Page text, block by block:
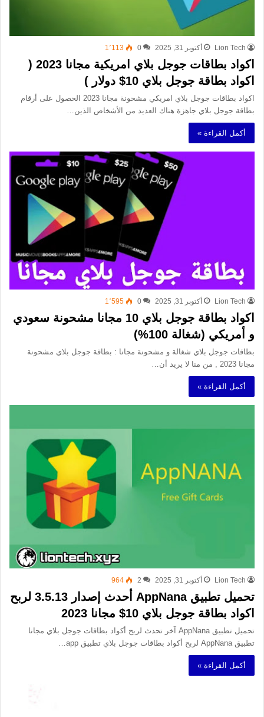
Lion Tech أكتوبر 31, 2025 0 1٬113
اكواد بطاقات جوجل بلاي امريكية مجانا 2023 (
اكواد بطاقة جوجل بلاي 10$ دولار )
اكواد بطاقات جوجل بلاي امريكي مشحونة مجانا 2023 الحصول على أرقام
بطاقة جوجل بلاي جاهزة هناك العديد من الأشخاص الذين…
أكمل القراءة »
Lion Tech أكتوبر 31, 2025 0 1٬595
اكواد بطاقة جوجل بلاي 10 مجانا مشحونة سعودي
و أمريكي (شغالة 100%)
بطاقات جوجل بلاي شغالة و مشحونة مجانا : بطاقة جوجل بلاي مشحونة
مجانا 2023 , من منا لا يريد أن…
أكمل القراءة »
Lion Tech أكتوبر 31, 2025 2
964
تحميل تطبيق AppNana أحدث إصدار 3.5.13 لربح
اكواد بطاقة جوجل بلاي 10$ مجانا 2023
تحميل تطبيق AppNana آخر تحدث لربح أكواد بطاقات جوجل بلاي مجانا
تطبيق AppNana لربح أكواد بطاقات جوجل بلاي تطبيق app…
أكمل القراءة »